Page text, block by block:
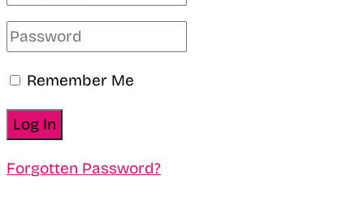
Remember Me
Forgotten Password?